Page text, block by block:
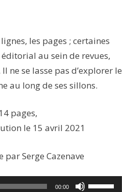
les pages ; certaines
au sein de revues,
ne se lasse pas d’explorer le
au long de ses sillons.
pages,
le 15 avril 2021
par Serge Cazenave
00:00 Utilisez